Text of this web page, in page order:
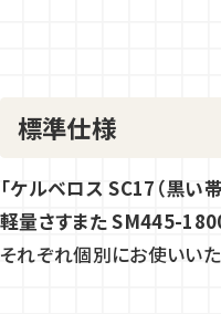
標準仕様
「ケルベロス SC17（黒い
軽量さすまた SM445-
それぞれ個別にお使いいた